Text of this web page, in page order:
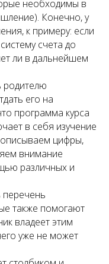
необходимы в
Конечно, у
к примеру: если
счета до
ли в дальнейшем
родителю
его на
программа курса
в себя изучение
цифры,
внимание
различных и
перечень
также помогают
владеет этим
уже не может